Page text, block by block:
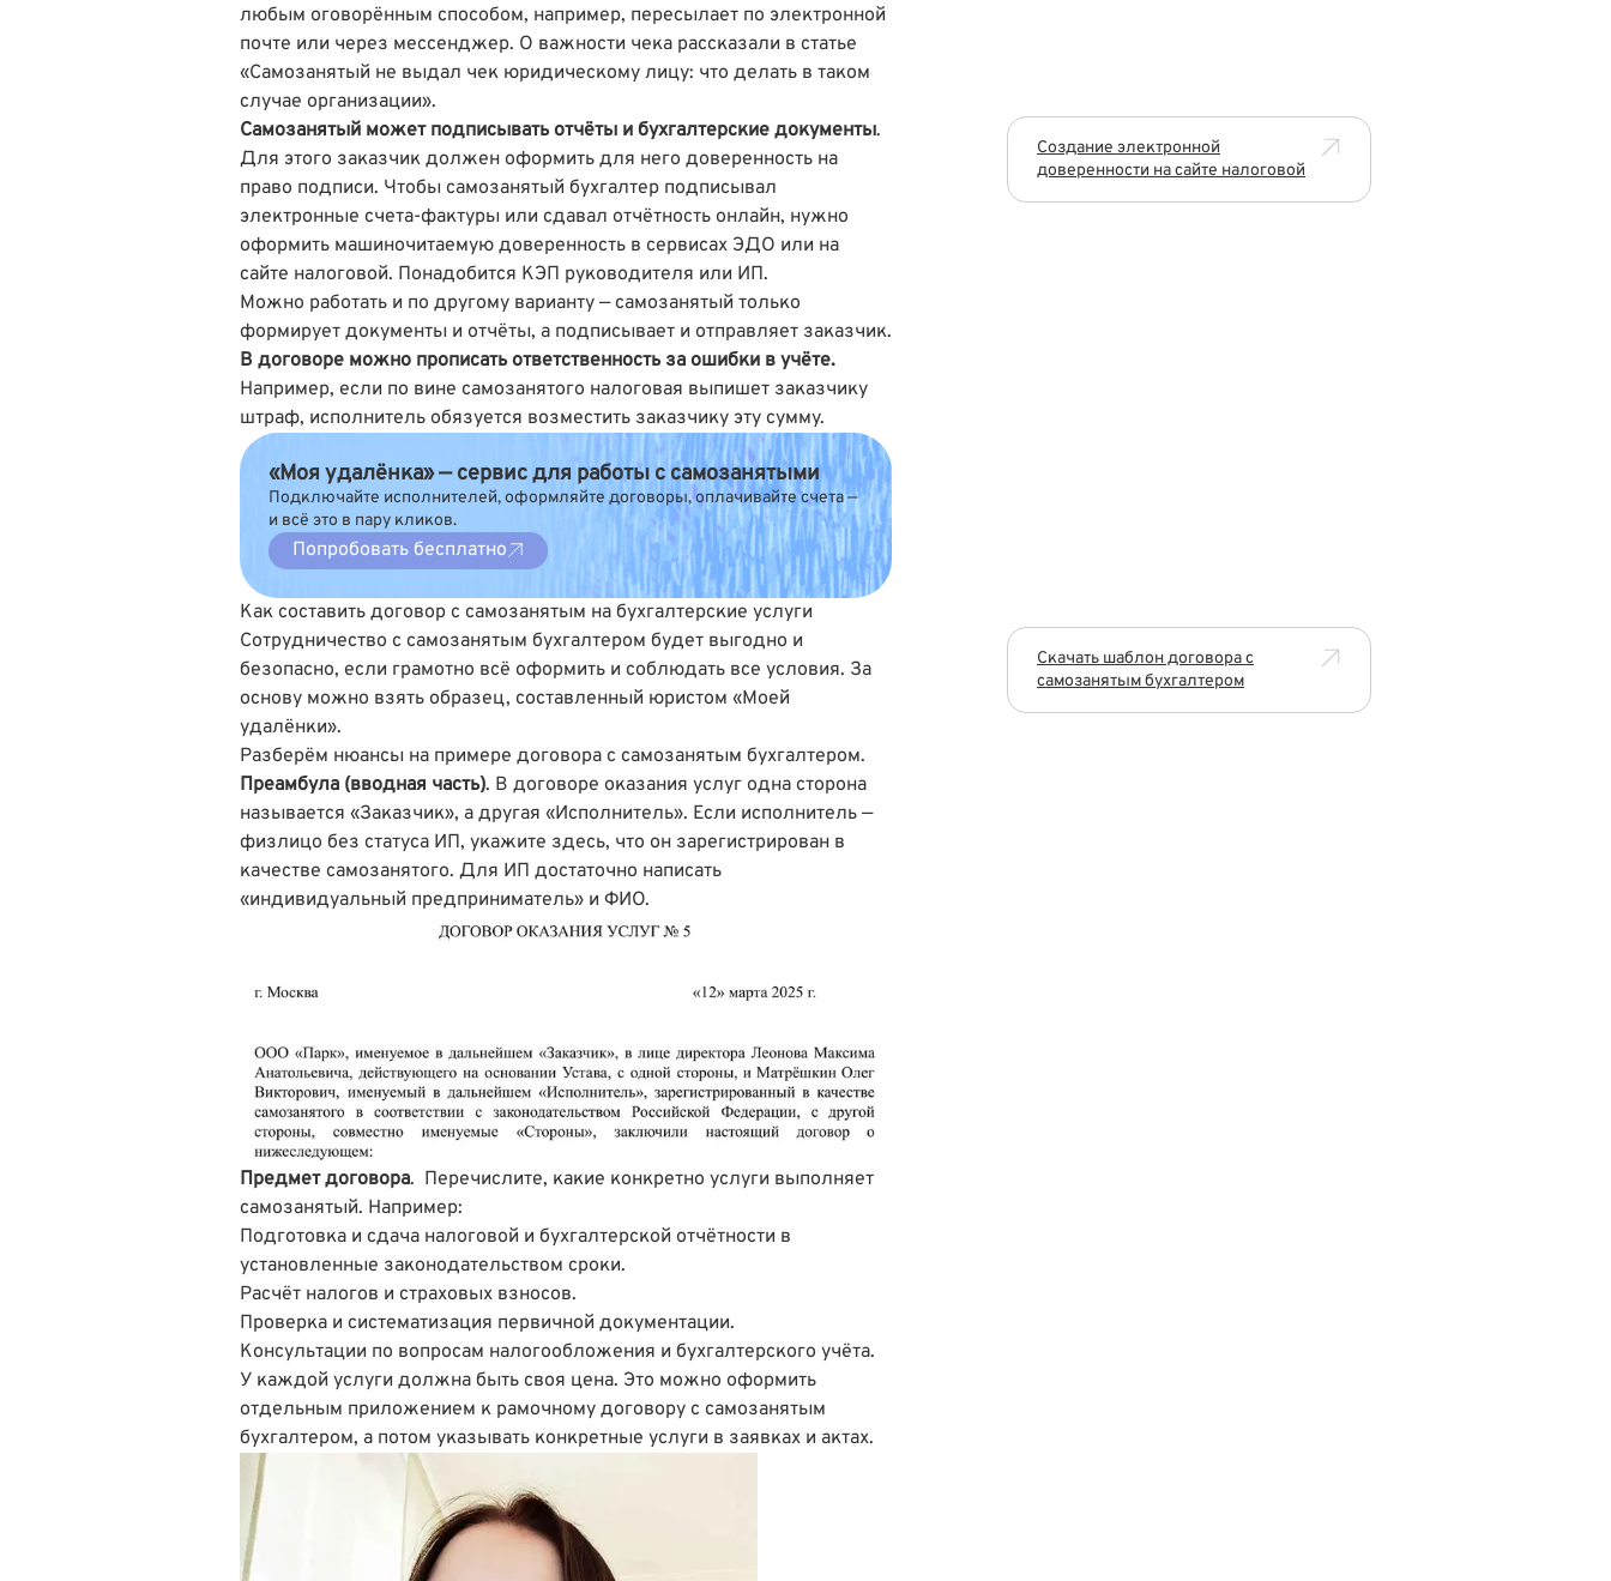
любым оговорённым способом, например, пересылает по электронной
почте или через мессенджер. О важности чека рассказали в статье
«Самозанятый не выдал чек юридическому лицу: что делать в таком
случае организации».
Самозанятый может подписывать отчёты и бухгалтерские документы.
Для этого заказчик должен оформить для него доверенность на
право подписи. Чтобы самозанятый бухгалтер подписывал
электронные счета-фактуры или сдавал отчётность онлайн, нужно
оформить машиночитаемую доверенность в сервисах ЭДО или на
сайте налоговой. Понадобится КЭП руководителя или ИП.
Можно работать и по другому варианту — самозанятый только
формирует документы и отчёты, а подписывает и отправляет заказчик.
В договоре можно прописать ответственность за ошибки в учёте.
Например, если по вине самозанятого налоговая выпишет заказчику
штраф, исполнитель обязуется возместить заказчику эту сумму.
«Моя удалёнка» — сервис для работы с самозанятыми
Подключайте исполнителей, оформляйте договоры, оплачивайте счета —
и всё это в пару кликов.
Попробовать бесплатно
Как составить договор с самозанятым на бухгалтерские услуги
Сотрудничество с самозанятым бухгалтером будет выгодно и
безопасно, если грамотно всё оформить и соблюдать все условия. За
основу можно взять образец, составленный юристом «Моей
удалёнки».
Разберём нюансы на примере договора с самозанятым бухгалтером.
Преамбула (вводная часть). В договоре оказания услуг одна сторона
называется «Заказчик», а другая «Исполнитель». Если исполнитель —
физлицо без статуса ИП, укажите здесь, что он зарегистрирован в
качестве самозанятого. Для ИП достаточно написать
«индивидуальный предприниматель» и ФИО.
Предмет договора. Перечислите, какие конкретно услуги выполняет
самозанятый. Например:
Подготовка и сдача налоговой и бухгалтерской отчётности в
установленные законодательством сроки.
Расчёт налогов и страховых взносов.
Проверка и систематизация первичной документации.
Консультации по вопросам налогообложения и бухгалтерского учёта.
У каждой услуги должна быть своя цена. Это можно оформить
отдельным приложением к рамочному договору с самозанятым
бухгалтером, а потом указывать конкретные услуги в заявках и актах.
Создание электронной
доверенности на сайте налоговой
Скачать шаблон договора с
самозанятым бухгалтером